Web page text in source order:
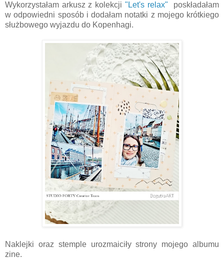
Wykorzystałam arkusz z kolekcji "Let's relax" poskładałam
w odpowiedni sposób i dodałam notatki z mojego krótkiego
służbowego wyjazdu do Kopenhagi.
Naklejki oraz stemple urozmaiciły strony mojego albumu
zine.